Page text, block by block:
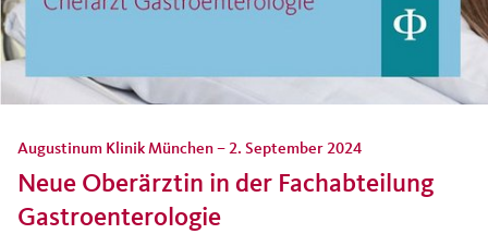
Neue Oberärztin in der Fachabteilung
Gastroenterologie
Augustinum Klinik München – 2. September 2024